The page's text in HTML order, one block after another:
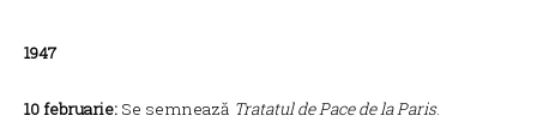
1947
10 februarie: Se semnează Tratatul de Pace de la Paris.